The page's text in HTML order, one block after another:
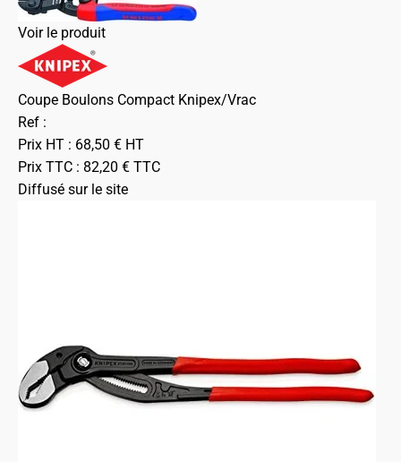
Voir le produit
Coupe Boulons Compact Knipex/Vrac
Ref :
Prix HT : 68,50 € HT
Prix TTC : 82,20 € TTC
Diffusé sur le site